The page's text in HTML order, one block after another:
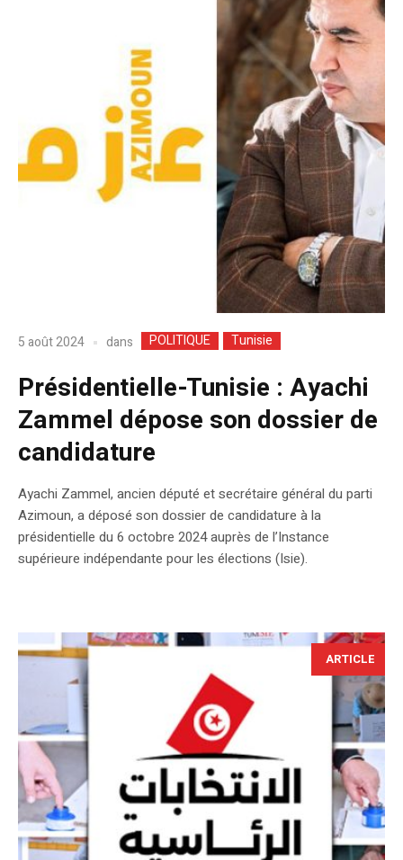
5 août 2024 dans POLITIQUE Tunisie
Présidentielle-Tunisie : Ayachi
Zammel dépose son dossier de
candidature
Ayachi Zammel, ancien député et secrétaire général du parti
Azimoun, a déposé son dossier de candidature à la
présidentielle du 6 octobre 2024 auprès de l’Instance
supérieure indépendante pour les élections (Isie).
ARTICLE